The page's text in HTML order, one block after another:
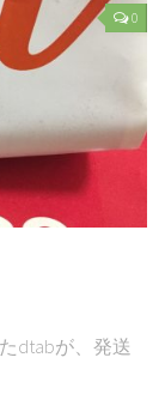
0
dtabが、発送